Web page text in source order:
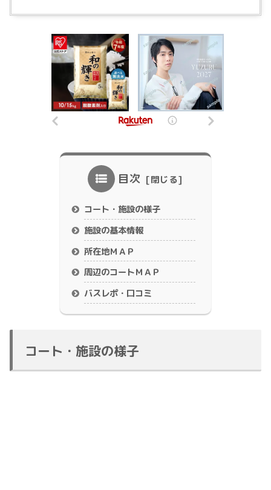
目次
コート・施設の様子
施設の基本情報
所在地ＭＡＰ
周辺のコートＭＡＰ
バスレポ・口コミ
コート・施設の様子